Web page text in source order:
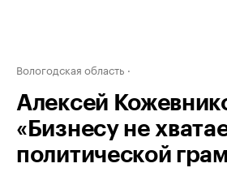
Вологодская область
Алексей
«Бизнесу не
политической